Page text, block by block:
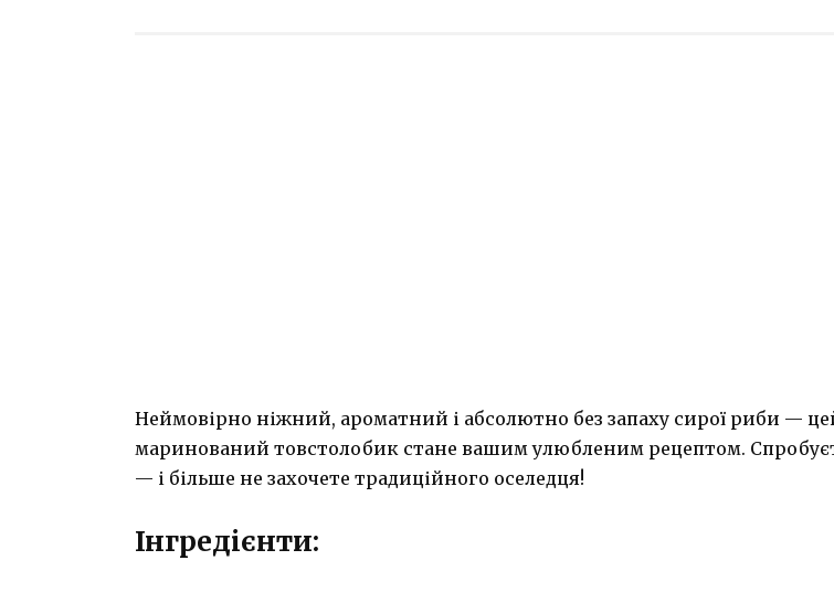
Неймовірно ніжний, ароматний і абсолютно без запаху сирої риби —
маринований товстолобик стане вашим улюбленим рецептом.
— і більше не захочете традиційного оселедця!
Інгредієнти: